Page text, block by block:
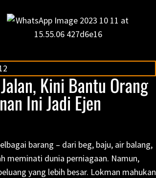
Kini Bantu Orang
Ini Jadi Ejen
barang – dari beg, baju, air balang,
meminati dunia perniagaan. Namun,
yang lebih besar. Lokman mahukan